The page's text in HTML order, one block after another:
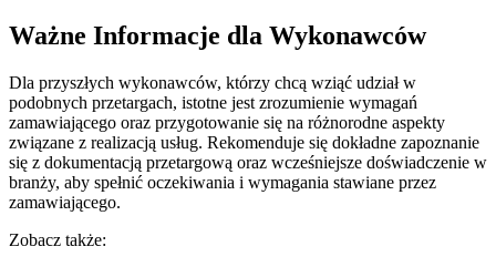
Ważne Informacje dla Wykonawców
Dla przyszłych wykonawców, którzy chcą wziąć udział w
podobnych przetargach, istotne jest zrozumienie wymagań
zamawiającego oraz przygotowanie się na różnorodne aspekty
związane z realizacją usług. Rekomenduje się dokładne zapoznanie
się z dokumentacją przetargową oraz wcześniejsze doświadczenie w
branży, aby spełnić oczekiwania i wymagania stawiane przez
zamawiającego.
Zobacz także: